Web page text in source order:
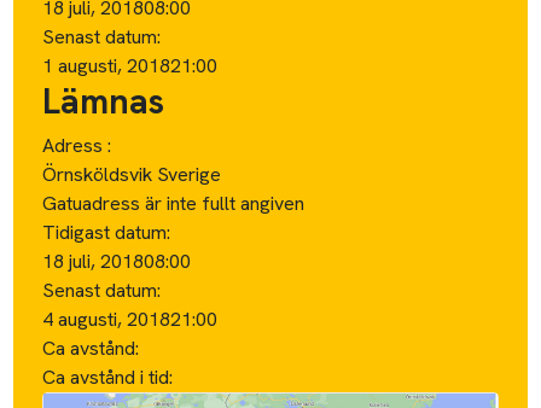
18 juli, 201808:00
Senast datum:
1 augusti, 201821:00
Lämnas
Adress :
Örnsköldsvik Sverige
Gatuadress är inte fullt angiven
Tidigast datum:
18 juli, 201808:00
Senast datum:
4 augusti, 201821:00
Ca avstånd:
Ca avstånd i tid: